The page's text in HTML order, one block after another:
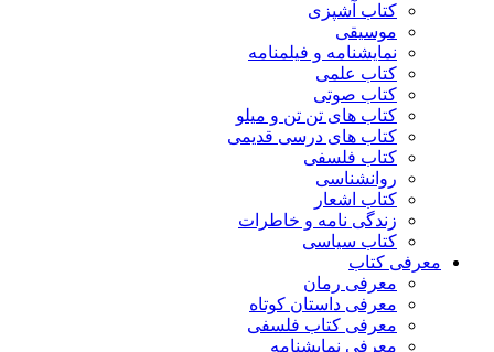
کتاب آشپزی
موسیقی
نمایشنامه و فیلمنامه
کتاب علمی
کتاب صوتی
کتاب های تن تن و میلو
کتاب های درسی قدیمی
کتاب فلسفی
روانشناسی
کتاب اشعار
زندگی نامه و خاطرات
کتاب سیاسی
معرفی کتاب
معرفی رمان
معرفی داستان کوتاه
معرفی کتاب فلسفی
معرفی نمایشنامه